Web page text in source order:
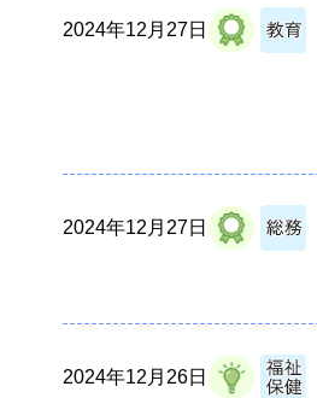
2024年12月27日
2024年12月27日
2024年12月26日